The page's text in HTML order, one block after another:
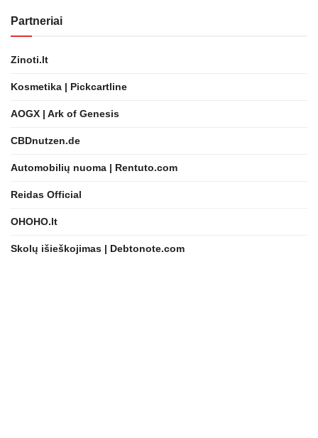
Partneriai
Zinoti.lt
Kosmetika | Pickcartline
AOGX | Ark of Genesis
CBDnutzen.de
Automobilių nuoma | Rentuto.com
Reidas Official
OHOHO.lt
Skolų išieškojimas | Debtonote.com